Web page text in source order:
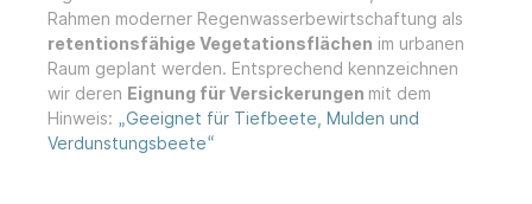
Rahmen moderner Regenwasserbewirtschaftung als
retentionsfähige Vegetationsflächen im urbanen
Raum geplant werden. Entsprechend kennzeichnen
wir deren Eignung für Versickerungen mit dem
Hinweis: „Geeignet für Tiefbeete, Mulden und
Verdunstungsbeete“